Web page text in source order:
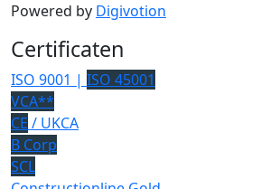
Powered by Digivotion
Certificaten
ISO 9001 | ISO 45001
VCA**
CE / UKCA
B Corp
SCL